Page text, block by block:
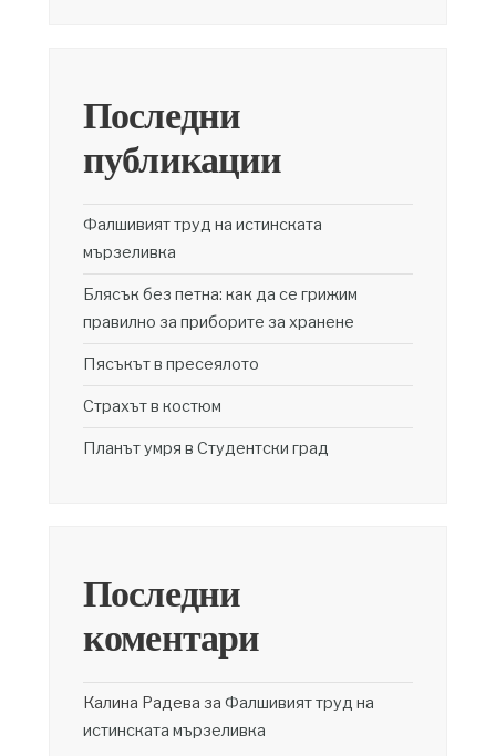
Последни
публикации
Фалшивият труд на истинската
мързеливка
Блясък без петна: как да се грижим
правилно за приборите за хранене
Пясъкът в пресеялото
Страхът в костюм
Планът умря в Студентски град
Последни
коментари
Калина Радева за Фалшивият труд на
истинската мързеливка